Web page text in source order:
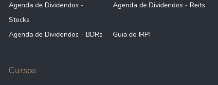
Agenda de Dividendos -
Stocks
Agenda de Dividendos - Reits
Agenda de Dividendos - BDRs Guia do IRPF
Cursos